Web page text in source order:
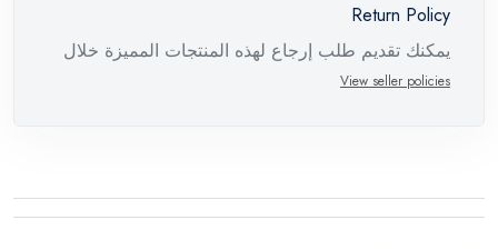
Return Policy
يمكنك تقديم طلب إرجاع لهذه المنتجات المميزة خلال
عبوته الأصلية. لاحظ أنه لا يمكن إرجاع المنتجات
View seller policies